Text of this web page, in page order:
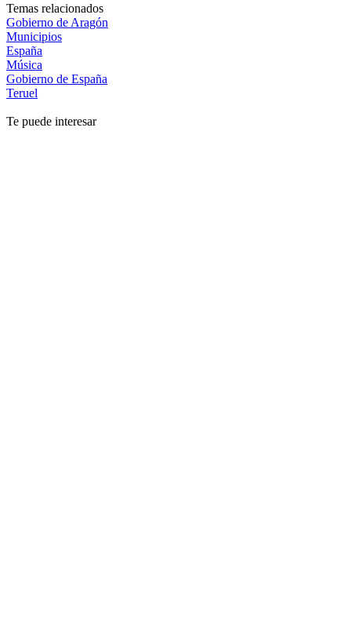
Temas relacionados
Gobierno de Aragón
Municipios
España
Música
Gobierno de España
Teruel
Te puede interesar